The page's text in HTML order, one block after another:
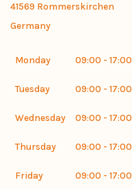
41569 Rommerskirchen
Germany
Monday 09:00 - 17:00
Tuesday 09:00 - 17:00
Wednesday 09:00 - 17:00
Thursday 09:00 - 17:00
Friday 09:00 - 17:00